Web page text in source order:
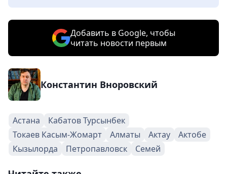
Добавить в Google, чтобы
читать новости первым
Константин Вноровский
Астана
Кабатов Турсынбек
Токаев Касым-Жомарт
Алматы Актау
Актобе
Кызылорда
Петропавловск Семей